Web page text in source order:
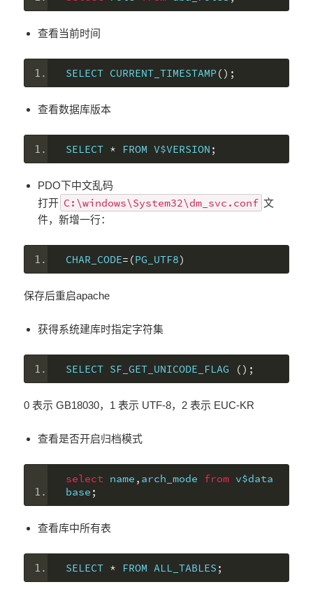
查看当前时间
SELECT CURRENT_TIMESTAMP ();
查看数据库版本
SELECT * FROM V$VERSION ;
PDO下中文乱码
打开 C:\windows\System32\dm_svc.conf 文
件，新增一行：
CHAR_CODE=(PG_UTF8)
保存后重启apache
获得系统建库时指定字符集
SELECT SF_GET_UNICODE_FLAG ();
0 表示 GB18030，1 表示 UTF-8，2 表示 EUC-KR
查看是否开启归档模式
select name , arch_mode from v$data
base ;
查看库中所有表
SELECT * FROM ALL_TABLES ;